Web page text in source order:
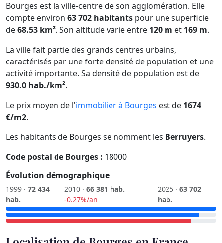
Bourges est la ville-centre de son agglomération. Elle
compte environ 63 702 habitants pour une superficie
de68.53 km². Son altitude varie entre 120 m et 169 m.
La ville fait partie des grands centres urbains,
caractérisés par une forte densité de population et une
activité importante. Sa densité de population est de
930.0 hab./km².
Le prix moyen de l'immobilier à Bourges est de 1674
€/m2.
Les habitants de Bourges se nomment les Berruyers.
Code postal de Bourges : 18000
Évolution démographique
1999 · 72 434
hab.
2010 ·66 381 hab.
-0.27%/an
2025 · 63 702
hab.